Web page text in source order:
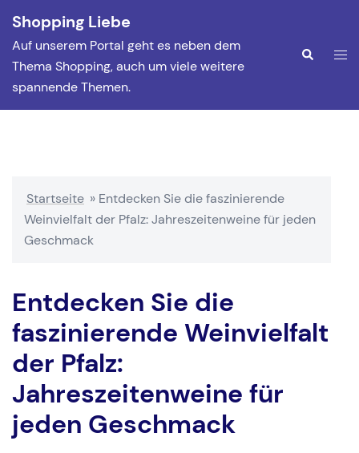
Inhalt
springen
Shopping Liebe
Auf unserem Portal geht es neben dem
Thema Shopping, auch um viele weitere
spannende Themen.
Suche
Startseite » Entdecken Sie die faszinierende
Weinvielfalt der Pfalz: Jahreszeitenweine für jeden
Geschmack
Entdecken Sie die
faszinierende Weinvielfalt
der Pfalz:
Jahreszeitenweine für
jeden Geschmack